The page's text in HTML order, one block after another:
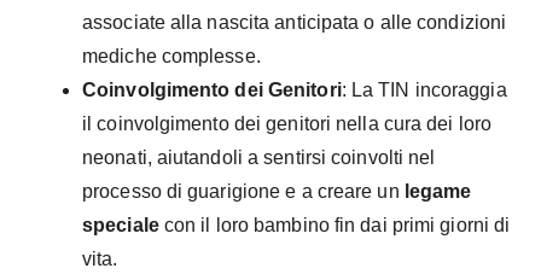
associate alla nascita anticipata o alle condizioni
mediche complesse.
Coinvolgimento dei Genitori: La TIN incoraggia
il coinvolgimento dei genitori nella cura dei loro
neonati, aiutandoli a sentirsi coinvolti nel
processo di guarigione e a creare un legame
specialecon il loro bambino fin dai primi giorni di
vita.